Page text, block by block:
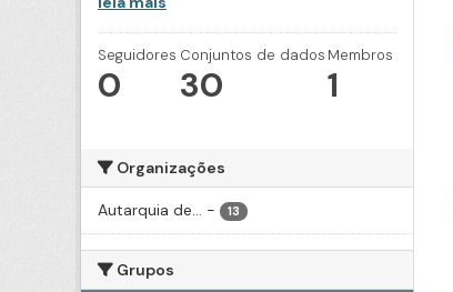
Seguidores
0
Conjuntos de dados
30
Membros
1
Organizações
Autarquia de... - 13
Grupos